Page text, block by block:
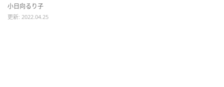
小日向るり子
更新: 2022.04.25